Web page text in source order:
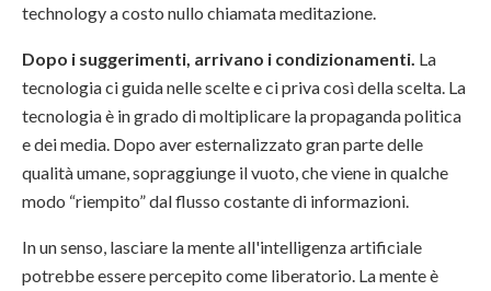
technology a costo nullo chiamata meditazione.
Dopo i suggerimenti, arrivano i condizionamenti. La
tecnologia ci guida nelle scelte e ci priva così della scelta. La
tecnologia è in grado di moltiplicare la propaganda politica
e dei media. Dopo aver esternalizzato gran parte delle
qualità umane, sopraggiunge il vuoto, che viene in qualche
modo “riempito” dal flusso costante di informazioni.
In un senso, lasciare la mente all'intelligenza artificiale
potrebbe essere percepito come liberatorio. La mente è